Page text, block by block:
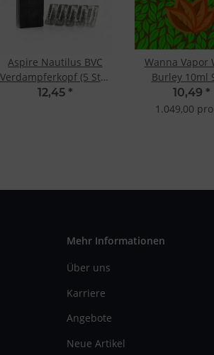
Aspire Nautilus BVC
Verdampferkopf (5 Stk.)
1.0 Ohm Mesh
12,45 *
Wanna Vapor
Burley 10ml
10,49 *
1.049,00
Mehr Informationen
Über uns
Karriere
Angebote
Neue Artikel